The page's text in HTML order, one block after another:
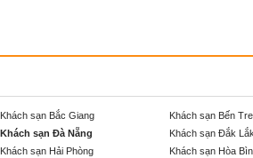
Khách sạn Bắc Giang Khách sạn Bến Tre
Khách sạn Đà Nẵng Khách sạn Đắk
Khách sạn Hải Phòng Khách sạn Hòa